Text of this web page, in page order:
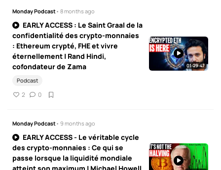
Monday Podcast• 8 months ago
EARLY ACCESS : Le Saint Graal de la
confidentialité des crypto-monnaies
: Ethereum crypté, FHE et vivre
éternellement | Rand Hindi,
cofondateur de Zama
Podcast
2 0
01:29:47
Monday Podcast• 9 months ago
EARLY ACCESS - Le véritable cycle
des crypto-monnaies : Ce qui se
passe lorsque la liquidité mondiale